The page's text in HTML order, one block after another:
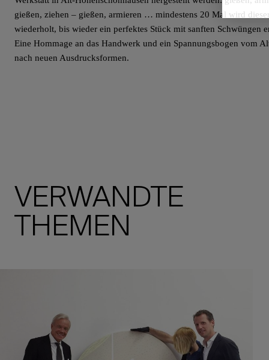
gießen, ziehen – gießen, armieren … mindestens 20 Mal wird
wiederholt, bis wieder ein perfektes Stück mit sanften Schwüngen
Eine Hommage an das Handwerk und ein Spannungsbogen vom
nach neuen Ausdrucksformen.
VERWANDTE
THEMEN